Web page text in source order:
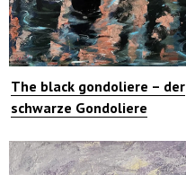
The black gondoliere – der
schwarze Gondoliere